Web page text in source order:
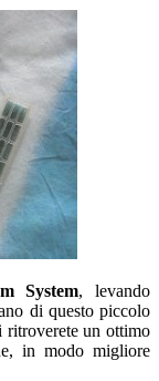
System, levando
di questo piccolo
un ottimo
in modo migliore